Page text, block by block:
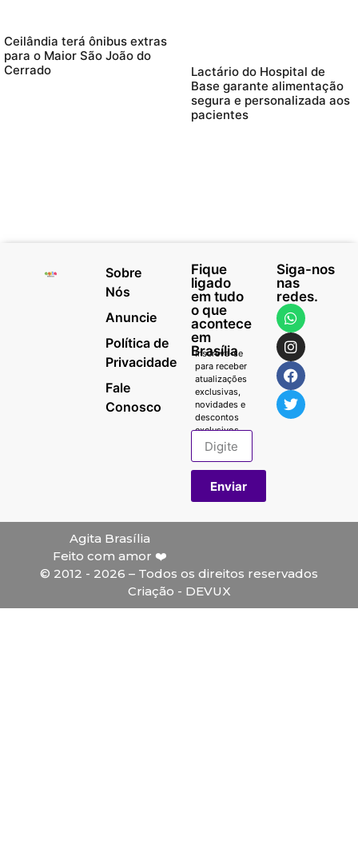
Ceilândia terá ônibus extras
para o Maior São João do
Cerrado
Lactário do Hospital de
Base garante alimentação
segura e personalizada aos
pacientes
Sobre
Nós
Anuncie
Política de
Privacidade
Fale
Conosco
Fique
ligado
em tudo
o que
acontece
em
Brasília
Inscreva-se
para receber
atualizações
exclusivas,
novidades e
descontos
exclusivos.
Enviar
Siga-nos
nas
redes.
Agita Brasília
Feito com amor ❤️
© 2012 - 2026 – Todos os direitos reservados
Criação - DEVUX